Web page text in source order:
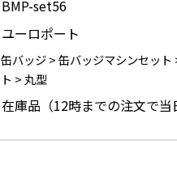
BMP-set56
ユーロポート
缶バッジ>缶バッジマシンセット
ト >丸型
在庫品（12時までの注文で当